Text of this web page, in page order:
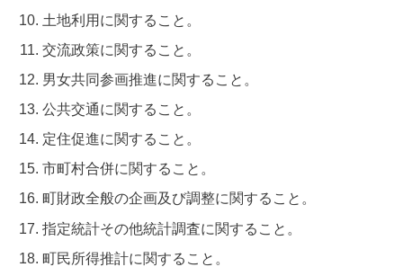
土地利用に関すること。
交流政策に関すること。
男女共同参画推進に関すること。
公共交通に関すること。
定住促進に関すること。
市町村合併に関すること。
町財政全般の企画及び調整に関すること。
指定統計その他統計調査に関すること。
町民所得推計に関すること。